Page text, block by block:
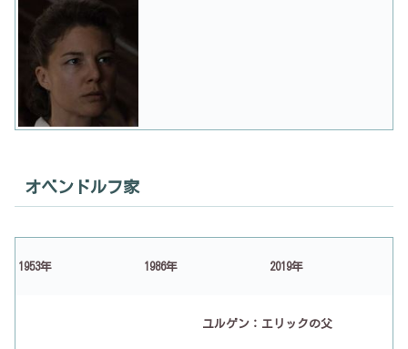
オベンドルフ家
1953年 1986年 2019年
ユルゲン：エリックの父